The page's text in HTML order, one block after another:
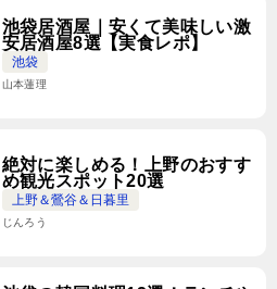
池袋居酒屋｜安くて美味しい激
安居酒屋8選【実食レポ】
池袋
山本蓮理
絶対に楽しめる！上野のおすす
め観光スポット20選
上野＆鶯谷＆日暮里
じんろう